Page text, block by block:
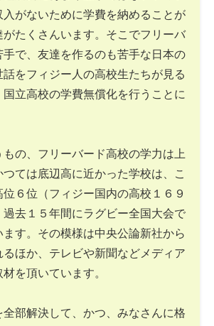
入がないために学費を納めることが
がたくさんいます。そこでフリーバ
手で、友達を作るのも苦手な日本の
をフィジー人の高校生たちが見る
国立高校の学費無償化を行うことに
の、フリーバード高校の学力は上
ては底辺高に近かった学校は、こ
位６位（フィジー国内の高校１６９
去１５年間にラグビー全国大会で
ます。その模様は中央公論新社から
ほか、テレビや新聞などメディア
を頂いています。
全部解決して、かつ、みなさんに格